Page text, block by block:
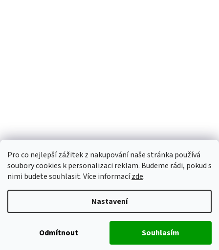
Pro co nejlepší zážitek z nakupování naše stránka používá
soubory cookies k personalizaci reklam. Budeme rádi, pokud s
nimi budete souhlasit. Více informacízde.
Nastavení
Odmítnout Souhlasím